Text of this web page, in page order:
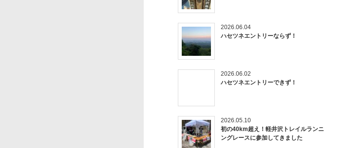
2026.06.04
ハセツネエントリーならず！
2026.06.02
ハセツネエントリーできず！
2026.05.10
初の40km超え！軽井沢トレイルランニ
ングレースに参加してきました